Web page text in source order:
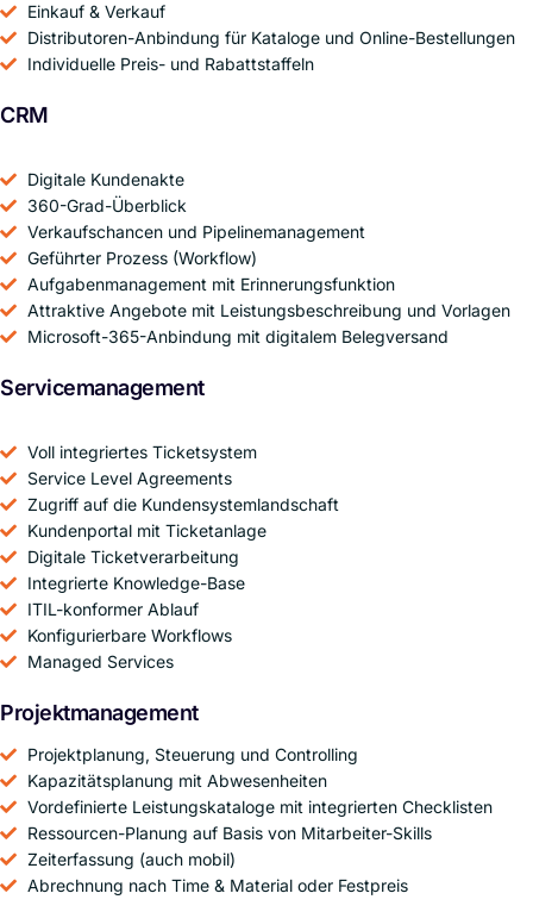
Einkauf & Verkauf
Distributoren-Anbindung für Kataloge und Online-Bestellungen
Individuelle Preis- und Rabattstaffeln
CRM
Digitale Kundenakte
360-Grad-Überblick
Verkaufschancen und Pipelinemanagement
Geführter Prozess (Workflow)
Aufgabenmanagement mit Erinnerungsfunktion
Attraktive Angebote mit Leistungsbeschreibung und Vorlagen
Microsoft-365-Anbindung mit digitalem Belegversand
Servicemanagement
Voll integriertes Ticketsystem
Service Level Agreements
Zugriff auf die Kundensystemlandschaft
Kundenportal mit Ticketanlage
Digitale Ticketverarbeitung
Integrierte Knowledge-Base
ITIL-konformer Ablauf
Konfigurierbare Workflows
Managed Services
Projektmanagement
Projektplanung, Steuerung und Controlling
Kapazitätsplanung mit Abwesenheiten
Vordefinierte Leistungskataloge mit integrierten Checklisten
Ressourcen-Planung auf Basis von Mitarbeiter-Skills
Zeiterfassung (auch mobil)
Abrechnung nach Time & Material oder Festpreis